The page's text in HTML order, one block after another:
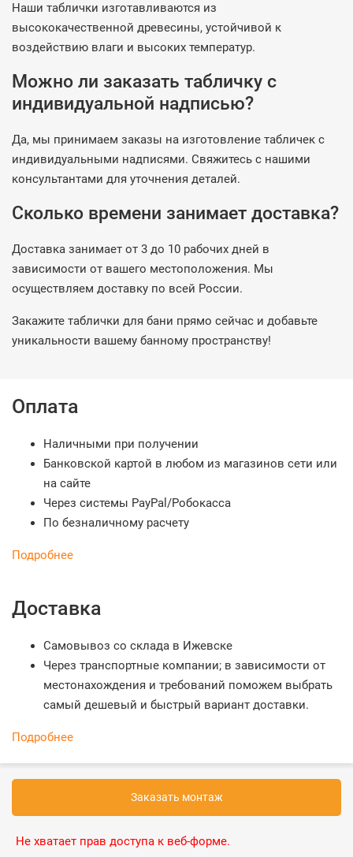
Наши таблички изготавливаются из
высококачественной древесины, устойчивой к
воздействию влаги и высоких температур.
Можно ли заказать табличку с
индивидуальной надписью?
Да, мы принимаем заказы на изготовление табличек с
индивидуальными надписями. Свяжитесь с нашими
консультантами для уточнения деталей.
Сколько времени занимает доставка?
Доставка занимает от 3 до 10 рабочих дней в
зависимости от вашего местоположения. Мы
осуществляем доставку по всей России.
Закажите таблички для бани прямо сейчас и добавьте
уникальности вашему банному пространству!
Оплата
Наличными при получении
Банковской картой в любом из магазинов сети или
на сайте
Через системы PayPal/Робокасса
По безналичному расчету
Подробнее
Доставка
Самовывоз со склада в Ижевске
Через транспортные компании; в зависимости от
местонахождения и требований поможем выбрать
самый дешевый и быстрый вариант доставки.
Подробнее
Заказать монтаж
Не хватает прав доступа к веб-форме.